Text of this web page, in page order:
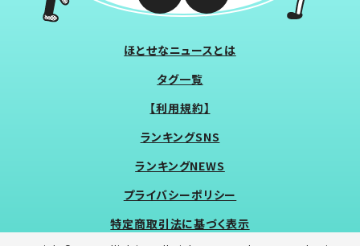
ほとせなニュースとは
タグ一覧
【利用規約】
ランキングSNS
ランキングNEWS
プライバシーポリシー
特定商取引法に基づく表示